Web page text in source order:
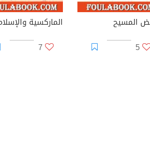
المسيح
5
الماركسية
7